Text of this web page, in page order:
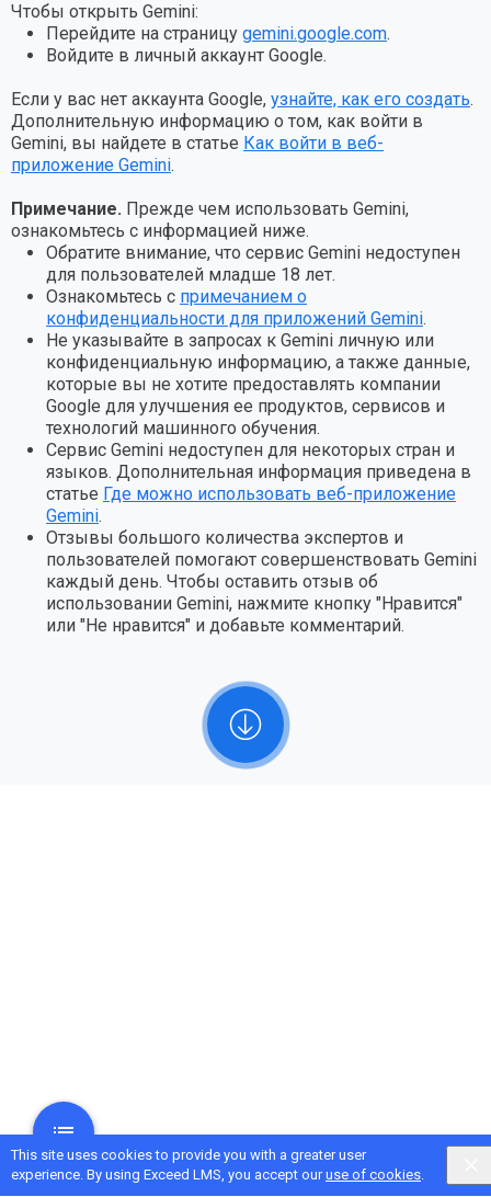
This site uses cookies to provide you with a greater user
experience. By using Exceed LMS, you accept ouruse of cookies.
Чтобы открыть Gemini:
Перейдите на страницу gemini.google.com.
Войдите в личный аккаунт Google.
Если у вас нет аккаунта Google, узнайте, как его создать.
Дополнительную информацию о том, как войти в
Gemini, вы найдете в статье Как войти в веб-
приложение Gemini.
Примечание. Прежде чем использовать Gemini,
ознакомьтесь с информацией ниже.
Обратите внимание, что сервис Gemini недоступен
для пользователей младше 18 лет.
Ознакомьтесь с примечанием о
конфиденциальности для приложений Gemini.
Не указывайте в запросах к Gemini личную или
конфиденциальную информацию, а также данные,
которые вы не хотите предоставлять компании
Google для улучшения ее продуктов, сервисов и
технологий машинного обучения.
Сервис Gemini недоступен для некоторых стран и
языков. Дополнительная информация приведена в
статье Где можно использовать веб-приложение
Gemini.
Отзывы большого количества экспертов и
пользователей помогают совершенствовать Gemini
каждый день. Чтобы оставить отзыв об
использовании Gemini, нажмите кнопку "Нравится"
или "Не нравится" и добавьте комментарий.